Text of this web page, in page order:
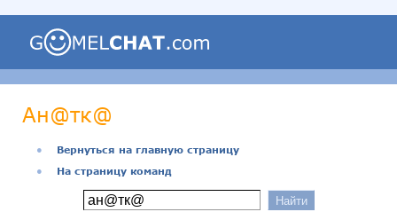
Ан@тк@
●
Вернуться на главную страницу
●
На страницу команд